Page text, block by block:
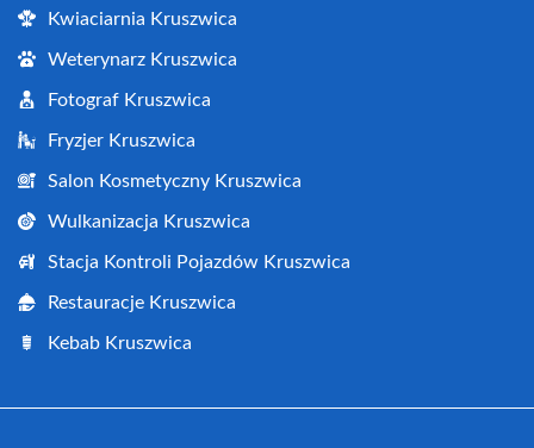
Kwiaciarnia Kruszwica
Weterynarz Kruszwica
Fotograf Kruszwica
Fryzjer Kruszwica
Salon Kosmetyczny Kruszwica
Wulkanizacja Kruszwica
Stacja Kontroli Pojazdów Kruszwica
Restauracje Kruszwica
Kebab Kruszwica